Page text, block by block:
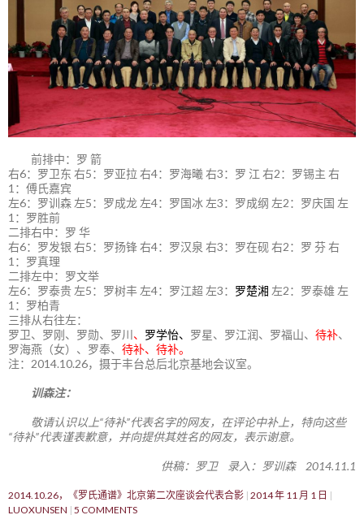
前排中：罗 箭
右6：罗卫东 右5：罗亚拉 右4：罗海曦 右3：罗 江 右2：罗锡主 右
1：傅氏嘉宾
左6：罗训森 左5：罗成龙 左4：罗国冰 左3：罗成纲 左2：罗庆国 左
1：罗胜前
二排右中：罗 华
右6：罗发银 右5：罗扬锋 右4：罗汉泉 右3：罗在砚 右2：罗 芬 右
1：罗真理
二排左中：罗文举
左6：罗泰贵 左5：罗树丰 左4：罗江超 左3： 罗楚湘 左2：罗泰雄 左
1：罗柏青
三排从右往左：
罗卫、罗刚、罗勋、罗川 、 罗学怡、 罗星、罗江润、罗福山、 待补、
罗海燕（女）、罗奉、 待补、待补。
注：2014.10.26，摄于丰台总后北京基地会议室。
训森注：
敬请认识以上“待补”代表名字的网友，在评论中补上，特向这些
“待补”代表谨表歉意，并向提供其姓名的网友，表示谢意。
供稿：罗卫 录入：罗训森 2014.11.1
2014.10.26，《罗氏通谱》北京第二次座谈会代表合影 2014 年 11 月 1 日
LUOXUNSEN 5 COMMENTS